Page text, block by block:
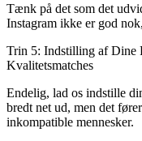
Tænk på det som det
Instagram ikke er god nok,
Trin 5: Indstilling af Dine
Kvalitetsmatches
Endelig, lad os indstille
bredt net ud, men det
inkompatible mennesker.